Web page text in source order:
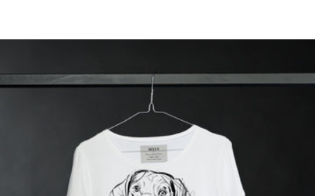
American staffordshire
pasterski
Basset bleu de gascogne
Bearded collie
Maltańczyk
Mastif tybetański
Mops
Ogar polski
Owczarek belgijski
Owczarek niemiecki
Owczarek szetlandzki
(Sheltie)
Owczarek szwajcarski